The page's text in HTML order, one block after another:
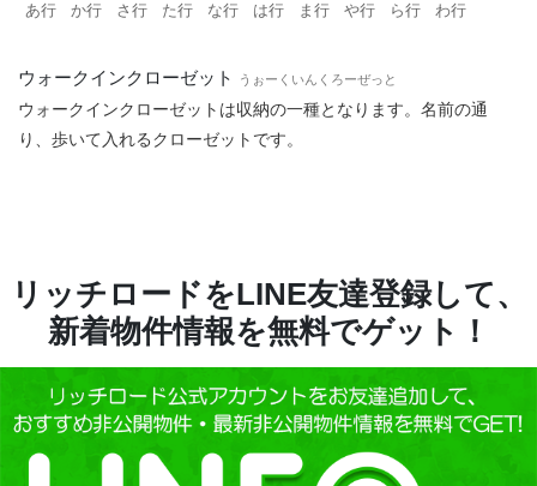
あ行 か行 さ行 た行 な行 は行 ま行 や行 ら行 わ行
ウォークインクローゼット うぉーくいんくろーぜっと
ウォークインクローゼットは収納の一種となります。名前の通
り、歩いて入れるクローゼットです。
リッチロードをLINE友達登録して、
新着物件情報を無料でゲット！